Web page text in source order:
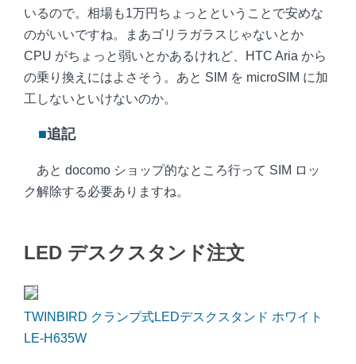
いるので。相場も1万円ちょっとということで安めな
のがいいですね。まあゴリラガラスじゃないとか
CPU がちょっと弱いとかあるけれど、HTC Aria から
の乗り換えにはよさそう。あと SIM を microSIM に加
工しないといけないのか。
■追記
あと docomo ショップ的なところ行って SIM ロッ
ク解除する必要ありますね。
LED デスクスタンド注文
TWINBIRD クランプ式LEDデスクスタンド ホワイト
LE-H635W